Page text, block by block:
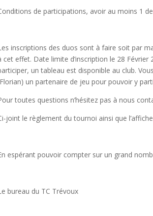
de participations, avoir au moins 1
inscriptions des duos sont à faire soit par
cet effet. Date limite d’inscription le 28
un tableau est disponible au club.
un partenaire de jeu pour pouvoir y
toutes questions n’hésitez pas à nous
joint le règlement du tournoi ainsi que
espérant pouvoir compter sur un grand
bureau du TC Trévoux